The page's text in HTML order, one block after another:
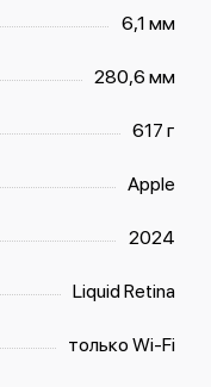
6,1 мм
280,6 мм
617 г
Apple
2024
Liquid Retina
только Wi-Fi